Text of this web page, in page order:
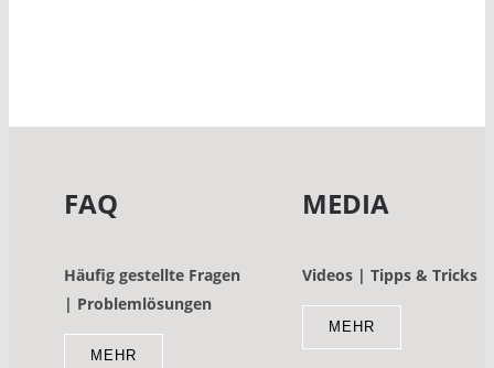
FAQ
Häufig gestellte Fragen
| Problemlösungen
MEHR
MEDIA
Videos | Tipps & Tricks
MEHR